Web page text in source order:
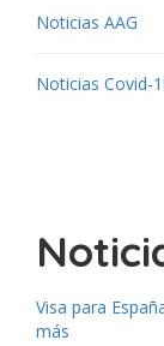
Noticias AAG
Noticias Covid-
Visa para
más